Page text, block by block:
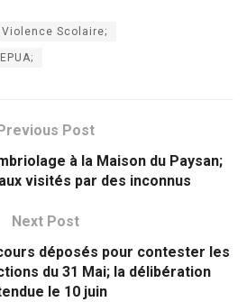
Scolaire;
Previous Post
à la Maison du Paysan;
visités par des inconnus
Next Post
déposés pour contester les
du 31 Mai; la délibération
le 10 juin